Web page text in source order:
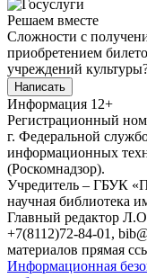
Решаем вместе
Сложности с
приобретением
учреждений
Написать
Информация 12+
Регистрационный
г. Федеральной
информационных
(Роскомнадзор).
Учредитель – ГБУК
научная библиотека
Главный редактор
+7(8112)72-84-01,
материалов прямая
Информационная